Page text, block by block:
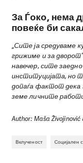
За Ѓоко, нема
повеќе би
„Сите ја средуваме
грижиме и за дворот
навечер, сите
институцијата, но
допаѓа фактот дека
земе личните
Author: Maša
Вклученост Социјален